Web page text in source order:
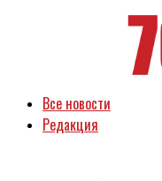
Все новости
Редакция